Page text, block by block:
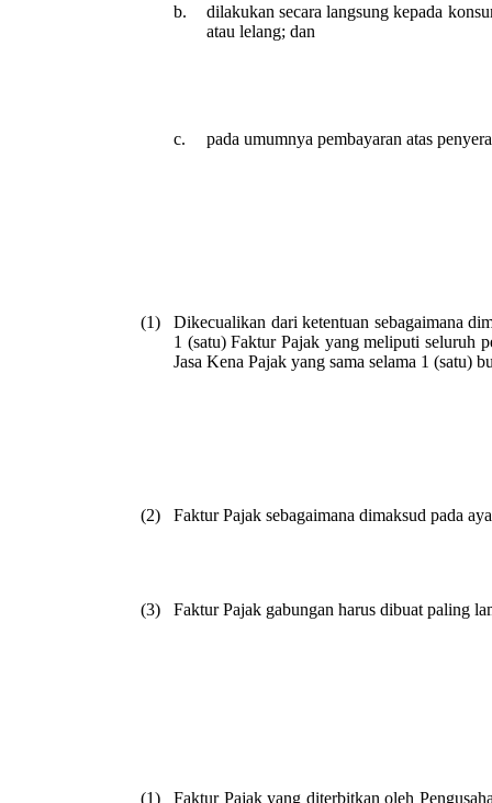
b.
dilakukan secara langsung kepada
atau lelang; dan
c. pada umumnya pembayaran atas
(1)
Dikecualikan dari ketentuan sebagaimana
1 (satu) Faktur Pajak yang meliputi seluruh
Jasa Kena Pajak yang sama selama 1 (satu)
(2) Faktur Pajak sebagaimana dimaksud pada
(3) Faktur Pajak gabungan harus dibuat paling
(1)
Faktur Pajak yang diterbitkan oleh